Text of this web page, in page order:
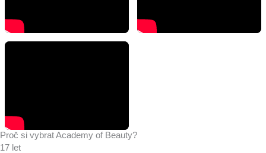
Proč si vybrat Academy of Beauty?
17 let